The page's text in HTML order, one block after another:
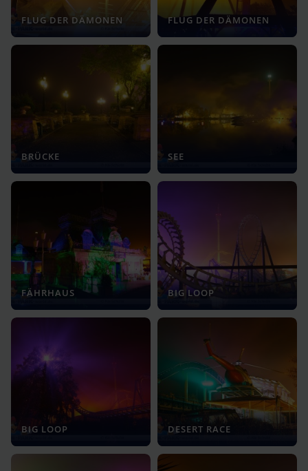
FLUG DER DÄMONEN FLUG DER DÄMONEN
BRÜCKE SEE
FÄHRHAUS BIG LOOP
BIG LOOP DESERT RACE